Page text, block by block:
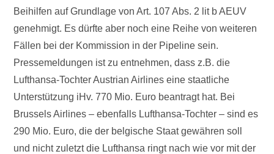
Beihilfen auf Grundlage von Art. 107 Abs. 2 lit b AEUV
genehmigt. Es dürfte aber noch eine Reihe von weiteren
Fällen bei der Kommission in der Pipeline sein.
Pressemeldungen ist zu entnehmen, dass z.B. die
Lufthansa-Tochter Austrian Airlines eine staatliche
Unterstützung iHv. 770 Mio. Euro beantragt hat. Bei
Brussels Airlines – ebenfalls Lufthansa-Tochter – sind es
290 Mio. Euro, die der belgische Staat gewähren soll
und nicht zuletzt die Lufthansa ringt nach wie vor mit der